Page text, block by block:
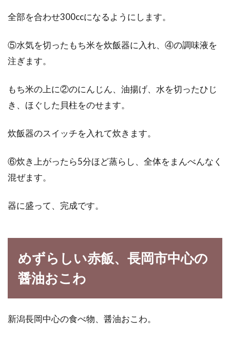
全部を合わせ300ccになるようにします。
⑤水気を切ったもち米を炊飯器に入れ、④の調味液を
注ぎます。
もち米の上に②のにんじん、油揚げ、水を切ったひじ
き、ほぐした貝柱をのせます。
炊飯器のスイッチを入れて炊きます。
⑥炊き上がったら5分ほど蒸らし、全体をまんべんなく
混ぜます。
器に盛って、完成です。
めずらしい赤飯、長岡市中心の
醤油おこわ
新潟長岡中心の食べ物、醤油おこわ。